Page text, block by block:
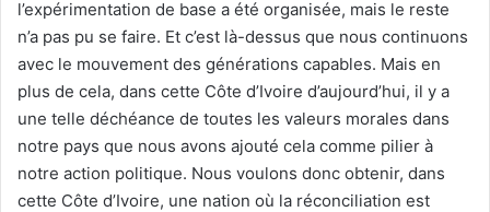
l’expérimentation de base a été organisée, mais le reste
n’a pas pu se faire. Et c’est là-dessus que nous continuons
avec le mouvement des générations capables. Mais en
plus de cela, dans cette Côte d’Ivoire d’aujourd’hui, il y a
une telle déchéance de toutes les valeurs morales dans
notre pays que nous avons ajouté cela comme pilier à
notre action politique. Nous voulons donc obtenir, dans
cette Côte d’Ivoire, une nation où la réconciliation est